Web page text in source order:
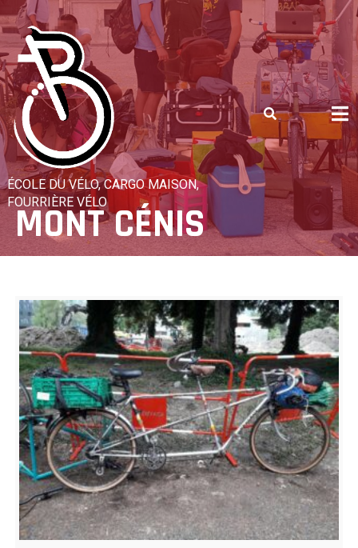
Skip
to
content
ÉCOLE DU VÉLO, CARGO MAISON,
FOURRIÈRE VÉLO
MONT CÉNIS